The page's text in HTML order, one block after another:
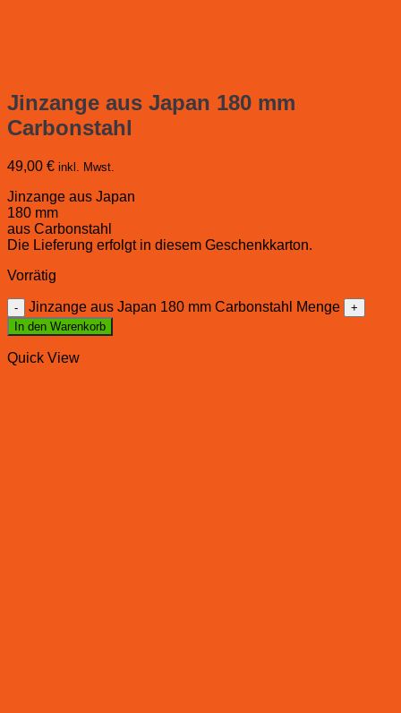
Jinzange aus Japan 180 mm
Carbonstahl
49,00 € inkl. Mwst.
Jinzange aus Japan
180 mm
aus Carbonstahl
Die Lieferung erfolgt in diesem Geschenkkarton.
Vorrätig
Jinzange aus Japan 180 mm Carbonstahl Menge
In den Warenkorb
Quick View